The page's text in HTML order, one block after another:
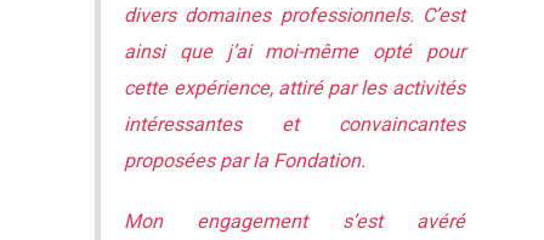
divers domaines professionnels. C’est
ainsi que j’ai moi-même opté pour
cette expérience, attiré par les activités
intéressantes et convaincantes
proposées par la Fondation.
Mon engagement s’est avéré